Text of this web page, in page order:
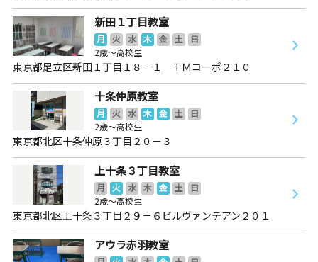
新田１丁目教室
月 火 水 木 金 土
日
2歳～高校生
東京都足立区新田１丁目１８－１ ＴＭコーポ２１０
十条仲原教室
月 火 水 木 金 土
日
2歳～高校生
東京都北区十条仲原３丁目２０－３
上十条３丁目教室
月 火 水 木 金 土
日
2歳～高校生
東京都北区上十条３丁目２９－６ビルヴァンテアン２０１
アウラ赤羽教室